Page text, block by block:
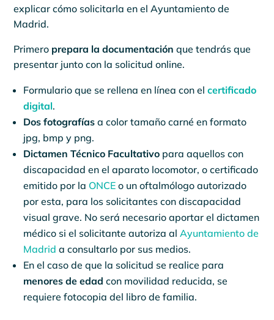
explicar cómo solicitarla en el Ayuntamiento de
Madrid.
Primero prepara la documentación que tendrás que
presentar junto con la solicitud online.
Formulario que se rellena en línea con elcertificado
digital.
Dos fotografías a color tamaño carné en formato
jpg, bmp y png.
Dictamen Técnico Facultativo para aquellos con
discapacidad en el aparato locomotor, o certificado
emitido por la ONCE o un oftalmólogo autorizado
por esta, para los solicitantes con discapacidad
visual grave. No será necesario aportar el dictamen
médico si el solicitante autoriza alAyuntamiento de
Madrid a consultarlo por sus medios.
En el caso de que la solicitud se realice para
menores de edad con movilidad reducida, se
requiere fotocopia del libro de familia.